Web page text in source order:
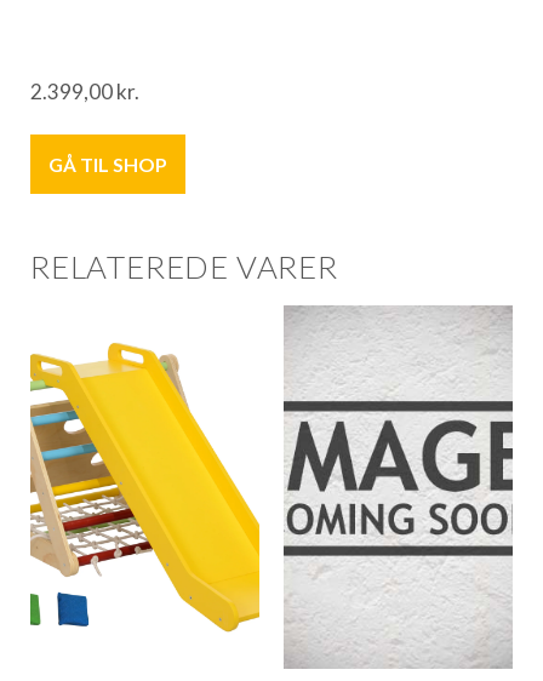
2.399,00kr.
GÅ TIL SHOP
RELATEREDE VARER